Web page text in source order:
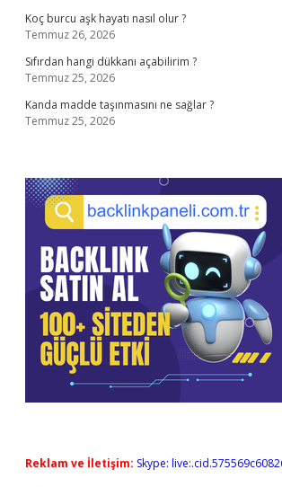
Koç burcu aşk hayatı nasıl olur ?
Temmuz 26, 2026
Sıfırdan hangi dükkanı açabilirim ?
Temmuz 25, 2026
Kanda madde taşınmasını ne sağlar ?
Temmuz 25, 2026
Reklam ve İletişim: Skype: